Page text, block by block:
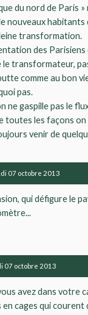
du nord de Paris »
nouveaux
transformation.
des Parisiens
le transformateur,
comme au bon
pas.
ne gaspille pas le
toutes les façons on
venir de
07 octobre 2013
qui défigure le
07 octobre 2013
avez dans votre
cages qui courent